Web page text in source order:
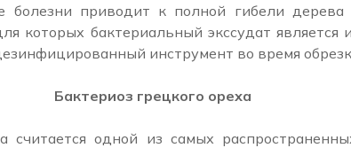
болезни приводит к полной гибели дерева
которых бактериальный экссудат является
инструмент во время
Бактериоз грецкого ореха
считается одной из самых